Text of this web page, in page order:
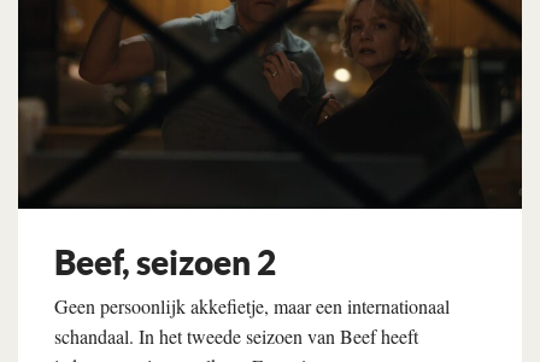
Beef, seizoen 2
Geen persoonlijk akkefietje, maar een internationaal
schandaal. In het tweede seizoen van Beef heeft